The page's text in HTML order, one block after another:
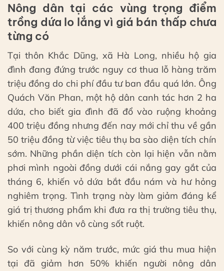
Nông dân tại các vùng trọng điểm
trồng dứa lo lắng vì giá bán thấp chưa
từng có
Tại thôn Khắc Dũng, xã Hà Long, nhiều hộ gia
đình đang đứng trước nguy cơ thua lỗ hàng trăm
triệu đồng do chi phí đầu tư ban đầu quá lớn. Ông
Quách Văn Phan, một hộ dân canh tác hơn 2 ha
dứa, cho biết gia đình đã đổ vào ruộng khoảng
400 triệu đồng nhưng đến nay mới chỉ thu về gần
50 triệu đồng từ việc tiêu thụ ba sào diện tích chín
sớm. Những phần diện tích còn lại hiện vẫn nằm
phơi mình ngoài đồng dưới cái nắng gay gắt của
tháng 6, khiến vỏ dứa bắt đầu nám và hư hỏng
nghiêm trọng. Tình trạng này làm giảm đáng kể
giá trị thương phẩm khi đưa ra thị trường tiêu thụ,
khiến nông dân vô cùng sốt ruột.
So với cùng kỳ năm trước, mức giá thu mua hiện
tại đã giảm hơn 50% khiến người nông dân